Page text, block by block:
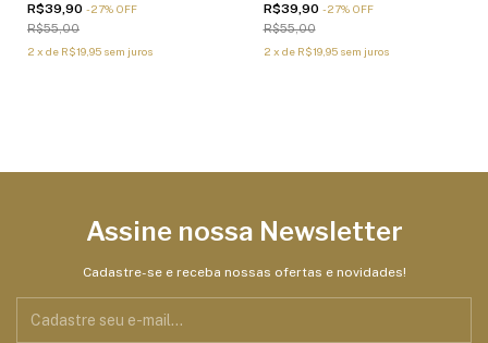
R$39,90 -27% OFF
R$55,00
2 x de R$19,95 sem juros
R$39,90 -27% OFF
R$55,00
2 x de R$19,95 sem juros
Assine nossa Newsletter
Cadastre-se e receba nossas ofertas e novidades!